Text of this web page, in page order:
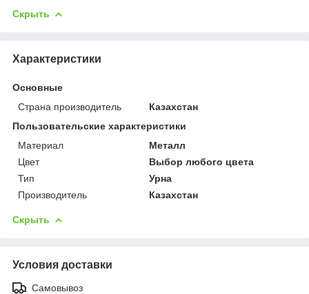
Скрыть
Характеристики
Основные
Страна производитель
Казахстан
Пользовательские характеристики
Материал
Металл
Цвет
Выбор любого цвета
Тип
Урна
Производитель
Казахстан
Скрыть
Условия доставки
Самовывоз